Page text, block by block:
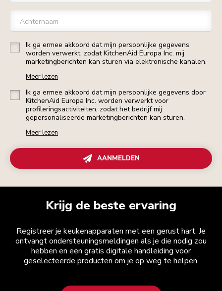
Achternaam
Ik ga ermee akkoord dat mijn persoonlijke gegevens
worden verwerkt, zodat KitchenAid Europa Inc. mij
marketingberichten kan sturen via elektronische kanalen.
Meer lezen
Ik ga ermee akkoord dat mijn persoonlijke gegevens door
KitchenAid Europa Inc. worden verwerkt voor
profileringsactiviteiten, zodat het bedrijf mij
gepersonaliseerde marketingberichten kan sturen.
Meer lezen
AANMELDEN
Krijg de beste ervaring
Registreer je keukenapparaten met een gerust hart. Je
ontvangt ondersteuningsmeldingen als je die nodig zou
hebben en een gratis digitale handleiding voor
geselecteerde producten om je op weg te helpen.